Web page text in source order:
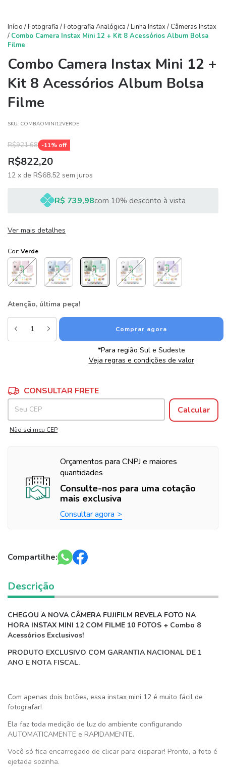
Início /Fotografia /Fotografia Analógica /Linha Instax/ Câmeras Instax
/ Combo Camera Instax Mini 12 + Kit 8 Acessórios Album Bolsa
Filme
Combo Camera Instax Mini 12 +
Kit 8 Acessórios Album Bolsa
Filme
SKU: COMBAOMINI12VERDE
R$921,68 -11% off
R$822,20
12 x de R$68,52 sem juros
R$ 739,98com 10% desconto à vista
Ver mais detalhes
Cor: Verde
Atenção, última peça!
*Para região Sul e Sudeste
Veja regras e condições de valor
Entregas para o CEP:
CONSULTAR FRETE
Calcular
Não sei meu CEP
Orçamentos para CNPJ e maiores
quantidades
Consulte-nos para uma cotação
mais exclusiva
Consultar agora
Compartilhe:
Descrição
CHEGOU A NOVA CÂMERA FUJIFILM REVELA FOTO NA
HORA INSTAX MINI 12 COM FILME 10 FOTOS + Combo 8
Acessórios Exclusivos!
PRODUTO EXCLUSIVO COM GARANTIA NACIONAL DE 1
ANO E NOTA FISCAL.
Com apenas dois botões, essa instax mini 12 é muito fácil de
fotografar!
Ela faz toda medição de luz do ambiente configurando
AUTOMATICAMENTE e RAPIDAMENTE.
Você só fica encarregado de clicar para disparar! Pronto, a foto é
ejetada sozinha.